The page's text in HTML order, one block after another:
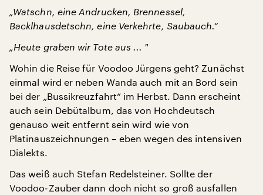
„Watschn, eine Andrucken, Brennessel,
Backlhausdetschn, eine Verkehrte, Saubauch.“
„Heute graben wir Tote aus ... "
Wohin die Reise für Voodoo Jürgens geht? Zunächst
einmal wird er neben Wanda auch mit an Bord sein
bei der „Bussikreuzfahrt“ im Herbst. Dann erscheint
auch sein Debütalbum, das von Hochdeutsch
genauso weit entfernt sein wird wie von
Platinauszeichnungen – eben wegen des intensiven
Dialekts.
Das weiß auch Stefan Redelsteiner. Sollte der
Voodoo-Zauber dann doch nicht so groß ausfallen